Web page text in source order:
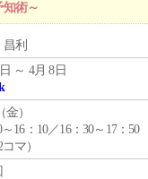
術～
利
～ 4月 8日
金）
～16：10／16：30～17：50
コマ）